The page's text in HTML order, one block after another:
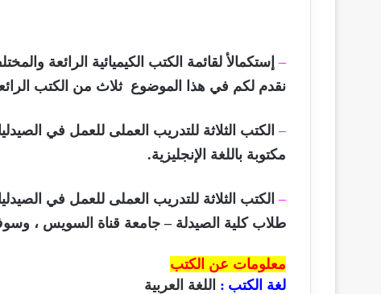
–إستكمالأ لقائمة الكتب الكيميائية الرائعة
نقدم لكم في هذا الموضوع ثلاث من الكتب
–الكتب الثلاثة للتدريب العملى للعمل في
مكتوبة باللغة الإنجليزية.
–الكتب الثلاثة للتدريب العملى للعمل في
طلاب كلية الصيدلة – جامعة قناة السويس ،
معلومات عن الكتب
لغة الكتب : اللغة العربية